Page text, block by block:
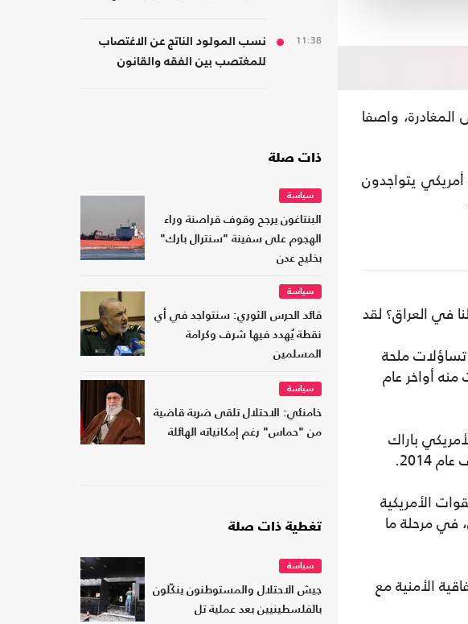
المغادرة، واصفا
يتواجدون
في العراق؟ لقد
تساؤلات ملحة
أواخر عام
من الرئيس الأمريكي باراك
عام 2008، الذي نظم خروج القوات الأمريكية
في مرحلة ما
الأمنية مع
11:38
نسب المولود الناتج عن الاغتصاب
للمغتصب بين الفقه والقانون
ذات صلة
سياسة
البنتاغون يرجح وقوف قراصنة وراء
الهجوم على سفينة "سنترال بارك"
بخليج عدن
سياسة
قائد الحرس الثوري: سنتواجد في أي
نقطة يُهدد فيها شرف وكرامة
المسلمين
سياسة
خامنئي: الاحتلال تلقى ضربة قاضية
من "حماس" رغم إمكانياته الهائلة
تغطية ذات صلة
سياسة
جيش الاحتلال والمستوطنون ينكّلون
بالفلسطينيين بعد عملية تل